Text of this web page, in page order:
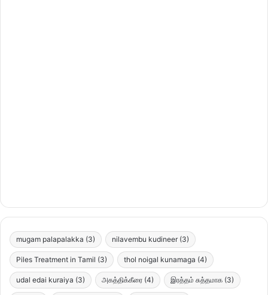
mugam palapalakka (3) nilavembu kudineer (3)
Piles Treatment in Tamil (3) thol noigal kunamaga (4)
udal edai kuraiya (3) அகத்திக்கீரை (4) இரத்தம் சுத்தமாக (3)